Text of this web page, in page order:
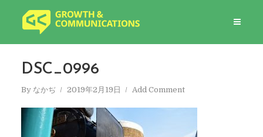
DSC_0996
By なかぢ 2019年2月19日 Add Comment